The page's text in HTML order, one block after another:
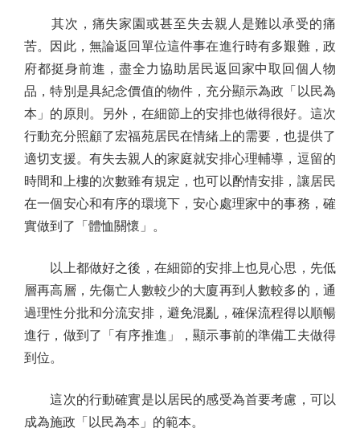
其次，痛失家園或甚至失去親人是難以承受的痛
苦。因此，無論返回單位這件事在進行時有多艱難，政
府都挺身前進，盡全力協助居民返回家中取回個人物
品，特別是具紀念價值的物件，充分顯示為政「以民為
本」的原則。另外，在細節上的安排也做得很好。這次
行動充分照顧了宏福苑居民在情緒上的需要，也提供了
適切支援。有失去親人的家庭就安排心理輔導，逗留的
時間和上樓的次數雖有規定，也可以酌情安排，讓居民
在一個安心和有序的環境下，安心處理家中的事務，確
實做到了「體恤關懷」。
以上都做好之後，在細節的安排上也見心思，先低
層再高層，先傷亡人數較少的大廈再到人數較多的，通
過理性分批和分流安排，避免混亂，確保流程得以順暢
進行，做到了「有序推進」，顯示事前的準備工夫做得
到位。
這次的行動確實是以居民的感受為首要考慮，可以
成為施政「以民為本」的範本。